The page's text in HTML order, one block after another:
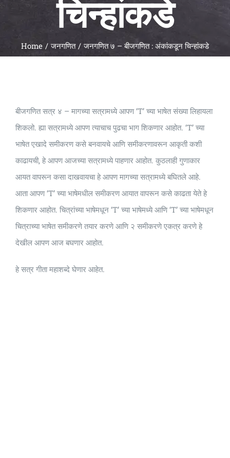
Universal
Gunavatta
चिन्हांकडे
Home जनगणित जनगणित ७ – बीजगणित : अंकांकडून चिन्हांकडे
बीजगणित सत्र ४ – मागच्या सत्रामध्ये आपण ‘T’ च्या भाषेत संख्या लिहायला
शिकलो. ह्या सत्रामध्ये आपण त्याचाच पुढचा भाग शिकणार आहोत. ‘T’ च्या
भाषेत एखादे समीकरण कसे बनवायचे आणि समीकरणावरून आकृती कशी
काढायची, हे आपण आजच्या सत्रामध्ये पाहणार आहोत. कुठलाही गुणाकार
आयत वापरून कसा दाखवायचा हे आपण मागच्या सत्रामध्ये बघितले आहे.
आता आपण ‘T’ च्या भाषेमधील समीकरण आयात वापरून कसे काढता येते हे
शिकणार आहोत. चित्रांच्या भाषेमधून ‘T’ च्या भाषेमध्ये आणि ‘T’ च्या भाषेमधून
चित्राच्या भाषेत समीकरणे तयार करणे आणि २ समीकरणे एकत्र करणे हे
देखील आपण आज बघणार आहोत.
हे सत्र गीता महाशब्दे घेणार आहेत.